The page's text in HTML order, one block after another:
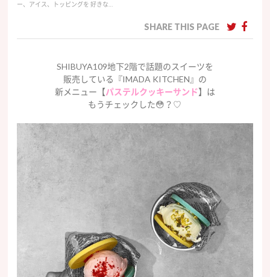
ー、アイス、トッピングを 好きな…
SHARE THIS PAGE
SHIBUYA109地下2階で話題のスイーツを
販売している『IMADA KITCHEN』の
新メニュー【パステルクッキーサンド】は
もうチェックした😳 ？♡